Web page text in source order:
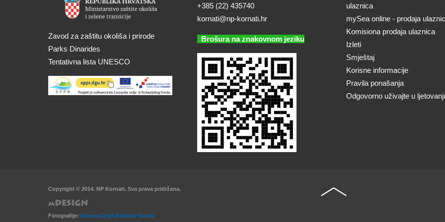
Zavod za zaštitu okoliša i prirode
Parks Dinarides
Tentativna lista UNESCO
+385 (22) 435740
kornati@np-kornati.hr
Brošura na znakovnom jeziku
ulaznica
mySea online - prodaja
Komisiona prodaja ulaznica
Izleti
Smještaj
Korisne informacije
Pravila ponašanja
Odgovorno uživajte u
Copyright © 2014. NP Kornati. Sva prava pridržana.
Fotografije: Novena Digital Media Studio